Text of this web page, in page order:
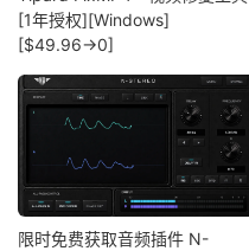
[1年授权][Windows]
[$49.96→0]
限时免费获取音频插件 N-